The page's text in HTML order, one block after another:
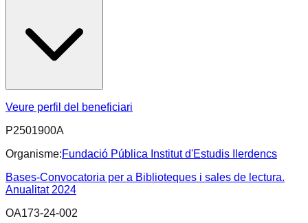
Veure perfil del beneficiari
P2501900A
Organisme:Fundació Pública Institut d'Estudis Ilerdencs
Bases-Convocatoria per a Biblioteques i sales de lectura.
Anualitat 2024
OA173-24-002